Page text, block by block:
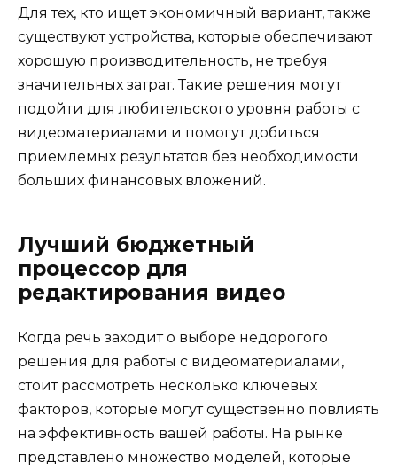
Для тех, кто ищет экономичный вариант, также
существуют устройства, которые обеспечивают
хорошую производительность, не требуя
значительных затрат. Такие решения могут
подойти для любительского уровня работы с
видеоматериалами и помогут добиться
приемлемых результатов без необходимости
больших финансовых вложений.
Лучший бюджетный
процессор для
редактирования видео
Когда речь заходит о выборе недорогого
решения для работы с видеоматериалами,
стоит рассмотреть несколько ключевых
факторов, которые могут существенно повлиять
на эффективность вашей работы. На рынке
представлено множество моделей, которые